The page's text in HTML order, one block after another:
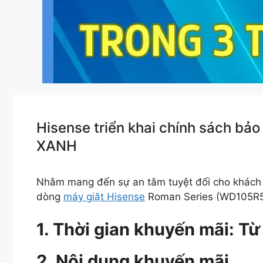
Hisense triển khai chính sách
XANH
Nhằm mang đến sự an tâm tuyệt đối cho khách
dòng máy giặt Hisense Roman Series
1. Thời gian khuyến mãi: